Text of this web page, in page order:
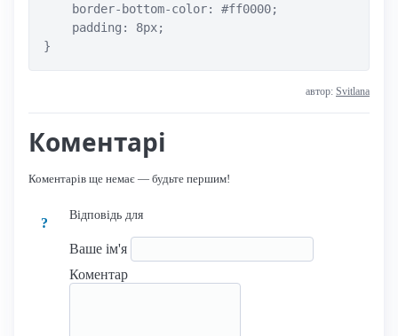
    border-bottom-color: #ff0000;
    padding: 8px;
}
автор: Svitlana
Коментарі
Коментарів ще немає — будьте першим!
?
Відповідь для
Ваше ім'я
Коментар